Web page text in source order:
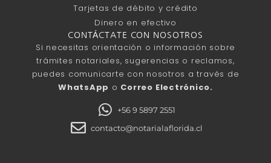
Tarjetas de débito y crédito
Dinero en efectivo
CONTÁCTATE CON NOSOTROS
Si necesitas orientación o información sobre
trámites notariales, sugerencias o reclamos,
puedes comunicarte con nosotros a través de
WhatsApp o Correo Electrónico.
+56 9 5897 2551
contacto@notarialaflorida.cl